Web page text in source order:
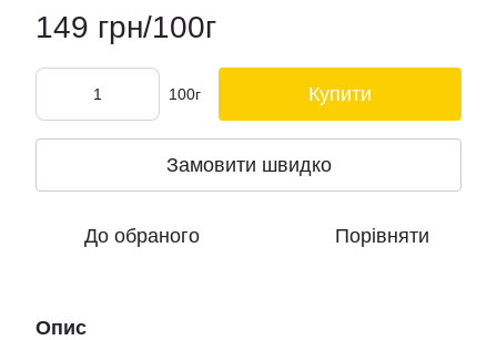
149 грн/100г
100г Купити
Замовити швидко
До обраного Порівняти
Опис